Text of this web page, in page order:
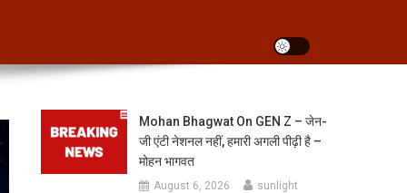
Mohan Bhagwat On GEN Z – जेन-
जी एंटी नेशनल नहीं, हमारी अगली पीढ़ी है –
मोहन भागवत
August 6, 2026 sunlight